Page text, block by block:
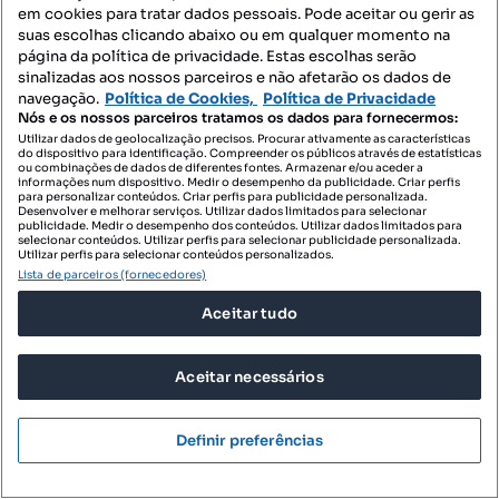
T0 para arrendar - Gâmbia-Pontes-Alto da Guerra
Moradias para arrendar - Gâmbia-Pontes-Alto da Guerra
Quartos para arrendar - Gâmbia-Pontes-Alto da Guerra
Terrenos para arrendar - Gâmbia-Pontes-Alto da Guerra
Espaços comerciais para arrendar - Gâmbia-Pontes-Alto da
Guerra
Escritórios para arrendar - Gâmbia-Pontes-Alto da Guerra
Armazéns para arrendar - Gâmbia-Pontes-Alto da Guerra
Garagens para arrendar - Gâmbia-Pontes-Alto da Guerra
Penthouse para arrendar - Gâmbia-Pontes-Alto da Guerra
Empreendimentos - Gâmbia-Pontes-Alto da Guerra
em cookies para tratar dados pessoais. Pode aceitar ou gerir as
suas escolhas clicando abaixo ou em qualquer momento na
página da política de privacidade. Estas escolhas serão
sinalizadas aos nossos parceiros e não afetarão os dados de
navegação. Política de Cookies, Política de Privacidade
Nós e os nossos parceiros tratamos os dados para fornecermos:
Utilizar dados de geolocalização precisos. Procurar ativamente as características
do dispositivo para identificação. Compreender os públicos através de estatísticas
ou combinações de dados de diferentes fontes. Armazenar e/ou aceder a
informações num dispositivo. Medir o desempenho da publicidade. Criar perfis
para personalizar conteúdos. Criar perfis para publicidade personalizada.
Desenvolver e melhorar serviços. Utilizar dados limitados para selecionar
publicidade. Medir o desempenho dos conteúdos. Utilizar dados limitados para
selecionar conteúdos. Utilizar perfis para selecionar publicidade personalizada.
Utilizar perfis para selecionar conteúdos personalizados.
Lista de parceiros (fornecedores)
Aceitar tudo
Aceitar necessários
Definir preferências